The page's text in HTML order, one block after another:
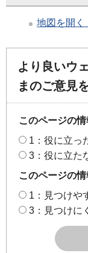
地図を開く
より良いウ
まのご意見
このページの
1：役に立っ
3：役に立た
このページの
1：見つけや
3：見つけに